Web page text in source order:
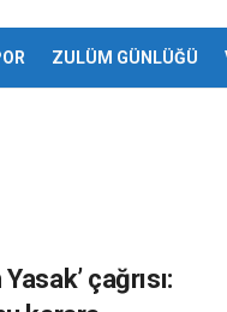
ZULÜM GÜNLÜĞÜ
çağrısı: